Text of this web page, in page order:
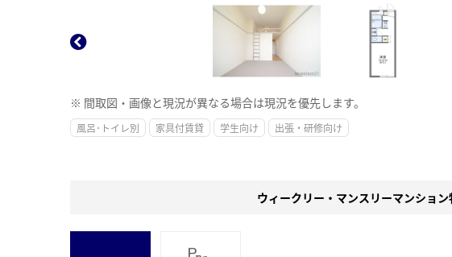
※ 間取図・画像と現況が異なる場合は現況を優先します。
風呂･トイレ別 家具付賃貸 学生向け 出張・研修向け
ウィークリー・マンスリーマンショ